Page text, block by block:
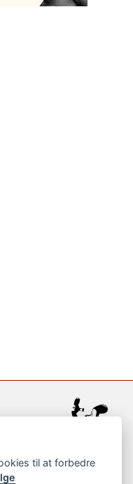
til at forbedre